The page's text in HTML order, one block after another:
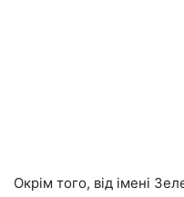
Окрім того, від імені